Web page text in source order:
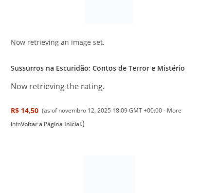
Now retrieving an image set.
Sussurros na Escuridão: Contos de Terror e Mistério
Now retrieving the rating.
R$ 14,50 (as of novembro 12, 2025 18:09 GMT +00:00 - More
infoVoltar a Página Inicial.)